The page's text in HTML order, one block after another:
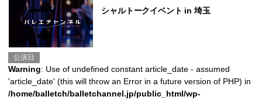
シャルトークイベント in 埼玉
公演日
Warning: Use of undefined constant article_date - assumed
'article_date' (this will throw an Error in a future version of PHP) in
/home/balletch/balletchannel.jp/public_html/wp-